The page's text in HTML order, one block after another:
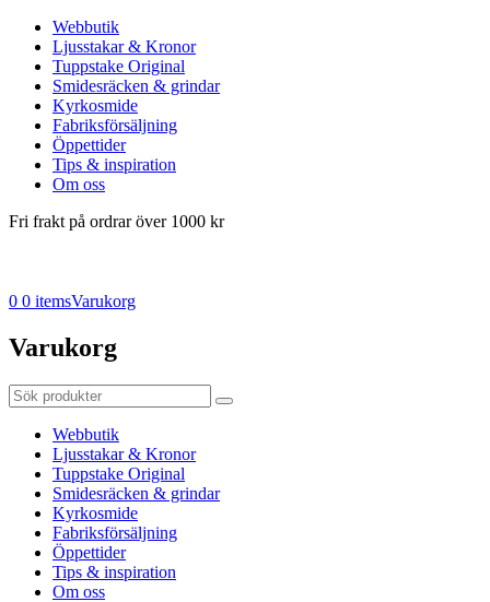
Webbutik
Ljusstakar & Kronor
Tuppstake Original
Smidesräcken & grindar
Kyrkosmide
Fabriksförsäljning
Öppettider
Tips & inspiration
Om oss
Fri frakt på ordrar över 1000 kr
0 0 itemsVarukorg
Varukorg
Webbutik
Ljusstakar & Kronor
Tuppstake Original
Smidesräcken & grindar
Kyrkosmide
Fabriksförsäljning
Öppettider
Tips & inspiration
Om oss